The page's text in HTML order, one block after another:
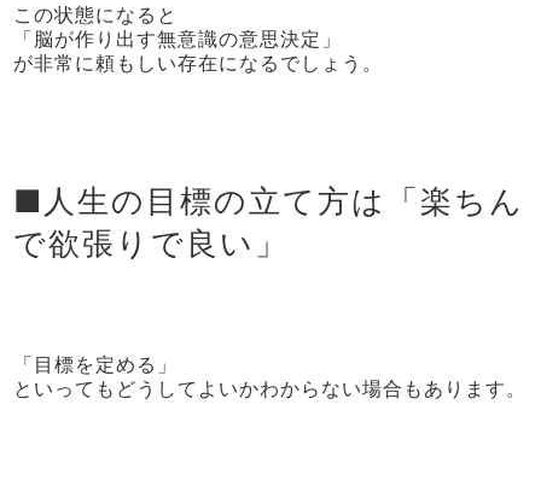
この状態になると
「脳が作り出す無意識の意思決定」
が非常に頼もしい存在になるでしょう。
■人生の目標の立て方は「楽ちん
で欲張りで良い」
「目標を定める」
といってもどうしてよいかわからない場合もあります。